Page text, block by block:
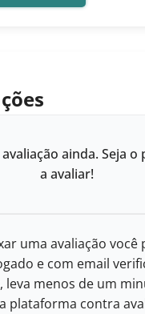
ainda. Seja o
a avaliar!
uma avaliação você
e com email
leva menos de um
plataforma contra